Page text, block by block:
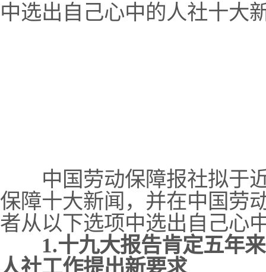
中选出自己心中的人社
中国劳动保障报社拟于近
保障十大新闻，并在中国劳
者从以下选项中选出自己
1.十九大报告肯定五年
人社工作提出新要求